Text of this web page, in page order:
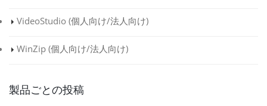
VideoStudio (個人向け/法人向け)
WinZip (個人向け/法人向け)
製品ごとの投稿